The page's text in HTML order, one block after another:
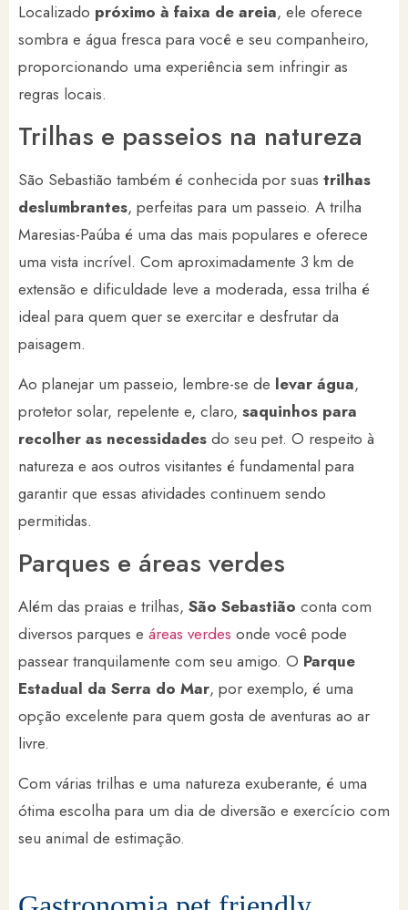
Localizado próximo à faixa de areia, ele oferece
sombra e água fresca para você e seu companheiro,
proporcionando uma experiência sem infringir as
regras locais.
Trilhas e passeios na natureza
São Sebastião também é conhecida por suas trilhas
deslumbrantes, perfeitas para um passeio. A trilha
Maresias-Paúba é uma das mais populares e oferece
uma vista incrível. Com aproximadamente 3 km de
extensão e dificuldade leve a moderada, essa trilha é
ideal para quem quer se exercitar e desfrutar da
paisagem.
Ao planejar um passeio, lembre-se de levar água,
protetor solar, repelente e, claro, saquinhos para
recolher as necessidades do seu pet. O respeito à
natureza e aos outros visitantes é fundamental para
garantir que essas atividades continuem sendo
permitidas.
Parques e áreas verdes
Além das praias e trilhas, São Sebastião conta com
diversos parques e áreas verdes onde você pode
passear tranquilamente com seu amigo. O Parque
Estadual da Serra do Mar, por exemplo, é uma
opção excelente para quem gosta de aventuras ao ar
livre.
Com várias trilhas e uma natureza exuberante, é uma
ótima escolha para um dia de diversão e exercício com
seu animal de estimação.